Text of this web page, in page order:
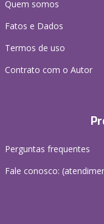
Quem somos
Fatos e Dados
Termos de uso
Contrato com o Autor
Perguntas frequentes
Fale conosco: